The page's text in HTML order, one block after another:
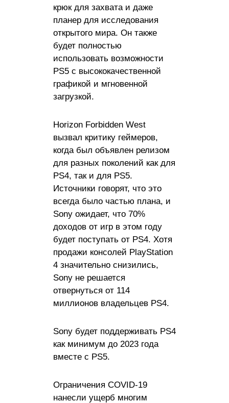
крюк для захвата и даже
планер для исследования
открытого мира. Он также
будет полностью
использовать возможности
PS5 с высококачественной
графикой и мгновенной
загрузкой.
Horizon Forbidden West
вызвал критику геймеров,
когда был объявлен релизом
для разных поколений как для
PS4, так и для PS5.
Источники говорят, что это
всегда было частью плана, и
Sony ожидает, что 70%
доходов от игр в этом году
будет поступать от PS4. Хотя
продажи консолей PlayStation
4 значительно снизились,
Sony не решается
отвернуться от 114
миллионов владельцев PS4.
Sony будет поддерживать PS4
как минимум до 2023 года
вместе с PS5.
Ограничения COVID-19
нанесли ущерб многим